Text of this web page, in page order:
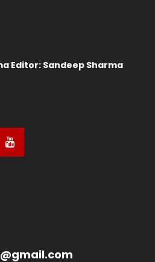
Editor: Sandeep Sharma